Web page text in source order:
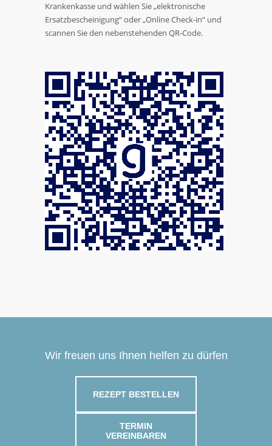
Krankenkasse und wählen Sie „elektronische
Ersatzbescheinigung“ oder „Online Check-in“ und
scannen Sie den nebenstehenden QR-Code.
Wir freuen uns Ihnen helfen zu dürfen
REZEPT BESTELLEN
TERMIN
VEREINBAREN